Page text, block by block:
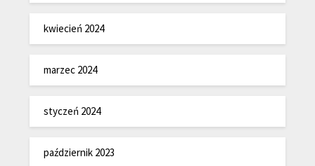
kwiecień 2024
marzec 2024
styczeń 2024
październik 2023